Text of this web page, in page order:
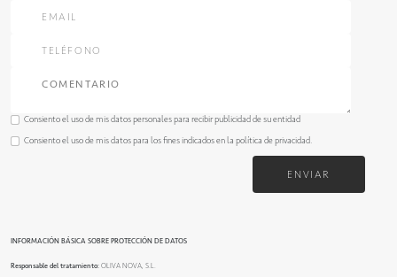
INFORMACIÓN BÁSICA SOBRE PROTECCIÓN DE DATOS
Responsable del tratamiento: OLIVA NOVA, S.L.
Consiento el uso de mis datos personales para recibir publicidad de su entidad
Consiento el uso de mis datos para los fines indicados en lapolítica de privacidad.
ENVIAR